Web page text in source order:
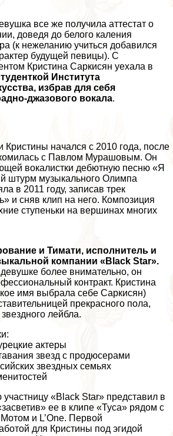
все же получила аттестат о
доведя до белого каления
(к нежеланию учиться добавился
будущей певицы). С
Кристина Саркисян уехала в
Института
избрав для себя
джазового вокала.
Кристины начался с 2010 года, после
с Павлом Мурашовым. Он
вокалистки дебютную песню «Я
штурм музыкального Олимпа
в 2011 году, записав трек
и сняв клип на него. Композиция
ступеньки на вершинах многих
и Тимати, исполнитель и
компании «Black Star».
более внимательно, он
контpaкт. Кристина
имя выбрала себе Саркисян)
прекрасного пола,
лейбла.
актеры
звезд с продюсерами
звездных семьях
«Black Star» представил в
ее в клипе «Туса» рядом с
и L’One. Первой
для Кристины под эгидой